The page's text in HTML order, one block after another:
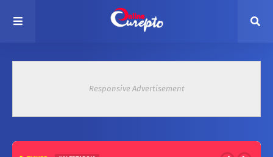
Responsive Advertisement